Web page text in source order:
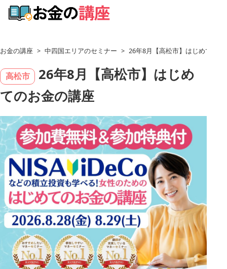
お金の講座 > 中四国エリアのセミナー > 26年8月【高松市】はじめての
高松市
26年8月【高松市】はじめ
てのお金の講座